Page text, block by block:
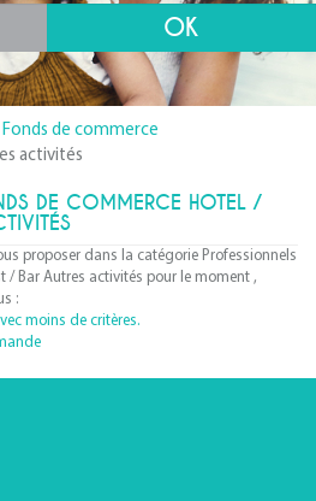
Fonds de commerce
activités
DE COMMERCE HOTEL /
proposer dans la catégorie Professionnels
/ Bar Autres activités pour le moment ,
:
moins de critères.